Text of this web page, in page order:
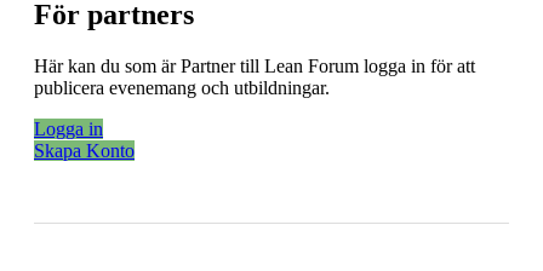
För partners
Här kan du som är Partner till Lean Forum logga in för att
publicera evenemang och utbildningar.
Logga in
Skapa Konto